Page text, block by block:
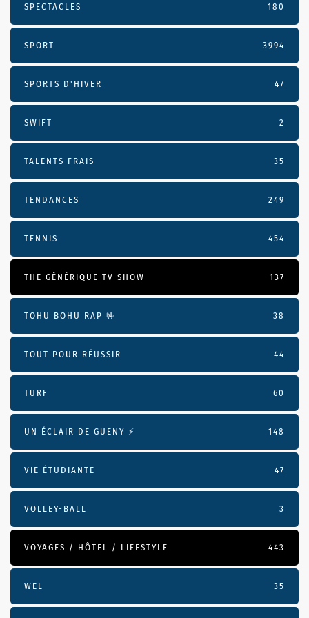
SPECTACLES 180
SPORT 3994
SPORTS D'HIVER 47
SWIFT 2
TALENTS FRAIS 35
TENDANCES 249
TENNIS 454
THE GÉNÉRIQUE TV SHOW 137
TOHU BOHU RAP 🤟 38
TOUT POUR RÉUSSIR 44
TURF 60
UN ÉCLAIR DE GUENY ⚡️ 148
VIE ÉTUDIANTE 47
VOLLEY-BALL 3
VOYAGES / HÔTEL / LIFESTYLE 443
WEL 35